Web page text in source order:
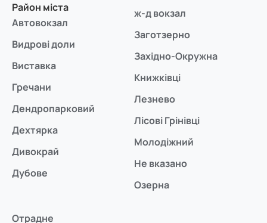
Район міста
Автовокзал
Видрові доли
Виставка
Гречани
Дендропарковий
Дехтярка
Дивокрай
Дубове
ж-д вокзал
Заготзерно
Західно-Окружна
Книжківці
Лезнево
Лісові Грінівці
Молодіжний
Не вказано
Озерна
Отрадне